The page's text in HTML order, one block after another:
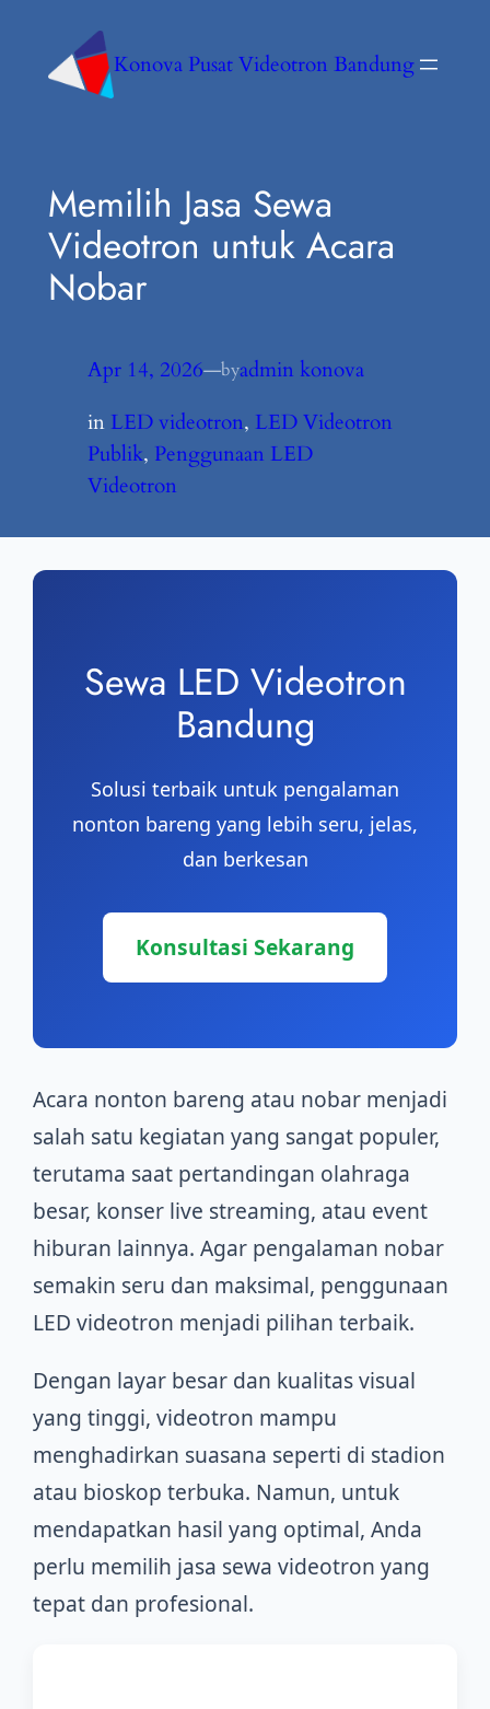
Konova Pusat Videotron Bandung
Memilih Jasa Sewa
Videotron untuk Acara
Nobar
Apr 14, 2026—byadmin konova
in LED videotron, LED Videotron
Publik, Penggunaan LED
Videotron
Sewa LED Videotron
Bandung
Solusi terbaik untuk pengalaman
nonton bareng yang lebih seru, jelas,
dan berkesan
Konsultasi Sekarang
Acara nonton bareng atau nobar menjadi
salah satu kegiatan yang sangat populer,
terutama saat pertandingan olahraga
besar, konser live streaming, atau event
hiburan lainnya. Agar pengalaman nobar
semakin seru dan maksimal, penggunaan
LED videotron menjadi pilihan terbaik.
Dengan layar besar dan kualitas visual
yang tinggi, videotron mampu
menghadirkan suasana seperti di stadion
atau bioskop terbuka. Namun, untuk
mendapatkan hasil yang optimal, Anda
perlu memilih jasa sewa videotron yang
tepat dan profesional.